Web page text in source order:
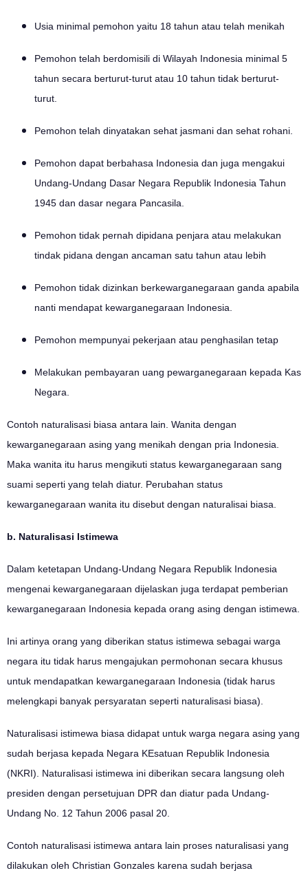
Usia minimal pemohon yaitu 18 tahun atau telah menikah
Pemohon telah berdomisili di Wilayah Indonesia minimal 5
tahun secara berturut-turut atau 10 tahun tidak berturut-
turut.
Pemohon telah dinyatakan sehat jasmani dan sehat rohani.
Pemohon dapat berbahasa Indonesia dan juga mengakui
Undang-Undang Dasar Negara Republik Indonesia Tahun
1945 dan dasar negara Pancasila.
Pemohon tidak pernah dipidana penjara atau melakukan
tindak pidana dengan ancaman satu tahun atau lebih
Pemohon tidak dizinkan berkewarganegaraan ganda apabila
nanti mendapat kewarganegaraan Indonesia.
Pemohon mempunyai pekerjaan atau penghasilan tetap
Melakukan pembayaran uang pewarganegaraan kepada Kas
Negara.
Contoh naturalisasi biasa antara lain. Wanita dengan
kewarganegaraan asing yang menikah dengan pria Indonesia.
Maka wanita itu harus mengikuti status kewarganegaraan sang
suami seperti yang telah diatur. Perubahan status
kewarganegaraan wanita itu disebut dengan naturalisai biasa.
b. Naturalisasi Istimewa
Dalam ketetapan Undang-Undang Negara Republik Indonesia
mengenai kewarganegaraan dijelaskan juga terdapat pemberian
kewarganegaraan Indonesia kepada orang asing dengan istimewa.
Ini artinya orang yang diberikan status istimewa sebagai warga
negara itu tidak harus mengajukan permohonan secara khusus
untuk mendapatkan kewarganegaraan Indonesia (tidak harus
melengkapi banyak persyaratan seperti naturalisasi biasa).
Naturalisasi istimewa biasa didapat untuk warga negara asing yang
sudah berjasa kepada Negara KEsatuan Republik Indonesia
(NKRI). Naturalisasi istimewa ini diberikan secara langsung oleh
presiden dengan persetujuan DPR dan diatur pada Undang-
Undang No. 12 Tahun 2006 pasal 20.
Contoh naturalisasi istimewa antara lain proses naturalisasi yang
dilakukan oleh Christian Gonzales karena sudah berjasa